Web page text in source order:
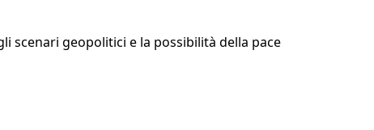
scenari geopolitici e la possibilità della pace